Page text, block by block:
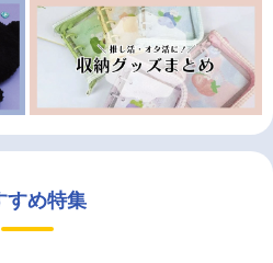
すめ特集